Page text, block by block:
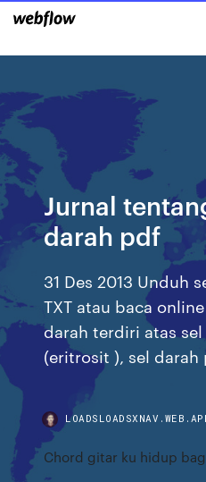
Jurnal
darah pdf
31 Des 2013 Unduh
TXT atau baca
darah terdiri atas
(eritrosit ), sel
Chord gitar ku hidup